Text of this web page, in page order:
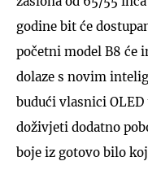
godine bit će
početni model B8 će
dolaze s novim
budući vlasnici
doživjeti dodatno
boje iz gotovo bilo